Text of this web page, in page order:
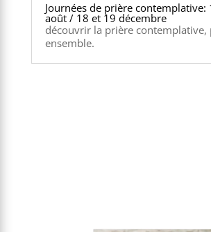
Journées de prière contemplative:
août / 18 et 19 décembre
découvrir la prière contemplative,
ensemble.